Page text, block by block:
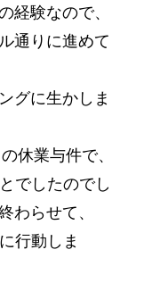
経験なので、
通りに進めて
グに生かしま
休業与件で、
でしたのでし
わらせて、
行動しま